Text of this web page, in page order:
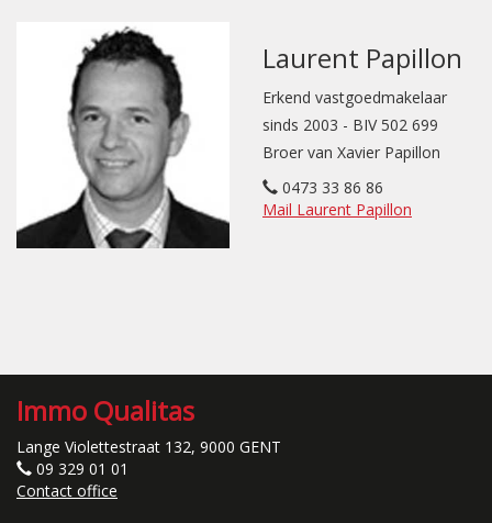
Laurent Papillon
Erkend vastgoedmakelaar
sinds 2003 - BIV 502 699
Broer van Xavier Papillon
0473 33 86 86
Mail Laurent Papillon
Immo Qualitas
Lange Violettestraat 132, 9000 GENT
09 329 01 01
Contact office